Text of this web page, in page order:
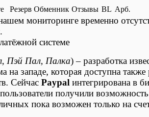
Резерв Обменник Отзывы BL Арб.
мониторинге временно
системе
, Пэй Пал, Палка) – разработка
на западе, которая доступна
Сейчас Paypal интегрирована в
получили
пока возможен только на